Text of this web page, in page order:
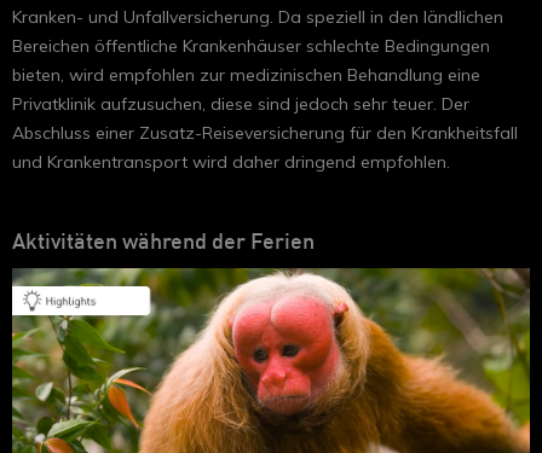
Kranken- und Unfallversicherung. Da speziell in den ländlichen
Bereichen öffentliche Krankenhäuser schlechte Bedingungen
bieten, wird empfohlen zur medizinischen Behandlung eine
Privatklinik aufzusuchen, diese sind jedoch sehr teuer. Der
Abschluss einer Zusatz-Reiseversicherung für den Krankheitsfall
und Krankentransport wird daher dringend empfohlen.
Aktivitäten während der Ferien